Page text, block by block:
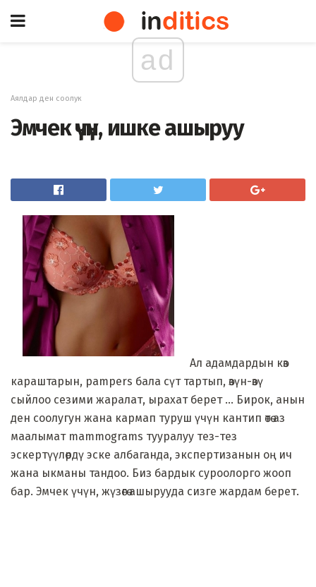
ad
Аялдар ден соолук
Эмчек үчүн, ишке ашыруу
Ал адамдардын көз
караштарын, pampers бала сүт тартып, өзүн-өзү
сыйлоо сезими жаралат, ырахат берет ... Бирок, анын
ден соолугун жана кармап туруш үчүн кантип өтө аз
маалымат mammograms тууралуу тез-тез
эскертүүлөрдү эске албаганда, экспертизанын оң ич
жана ыкманы тандоо. Биз бардык суроолорго жооп
бар. Эмчек үчүн, жүзөгө ашырууда сизге жардам берет.